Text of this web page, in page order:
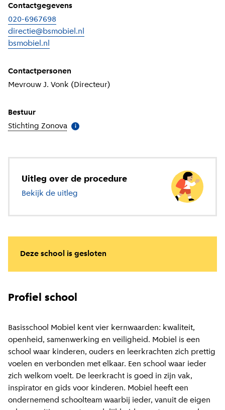
Contactgegevens
020-6967698
directie@bsmobiel.nl
bsmobiel.nl
Contactpersonen
Mevrouw J. Vonk (Directeur)
Bestuur
Stichting Zonova Meer informatie
i
Uitleg over de procedure
Bekijk de uitleg
Deze school is gesloten
Profiel school
Basisschool Mobiel kent vier kernwaarden: kwaliteit,
openheid, samenwerking en veiligheid. Mobiel is een
school waar kinderen, ouders en leerkrachten zich prettig
voelen en verbonden met elkaar. Een school waar ieder
zich welkom voelt. De leerkracht is goed in zijn vak,
inspirator en gids voor kinderen. Mobiel heeft een
ondernemend schoolteam waarbij ieder, vanuit de eigen